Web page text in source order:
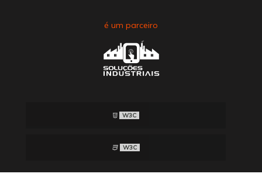
é um parceiro
W3C
W3C